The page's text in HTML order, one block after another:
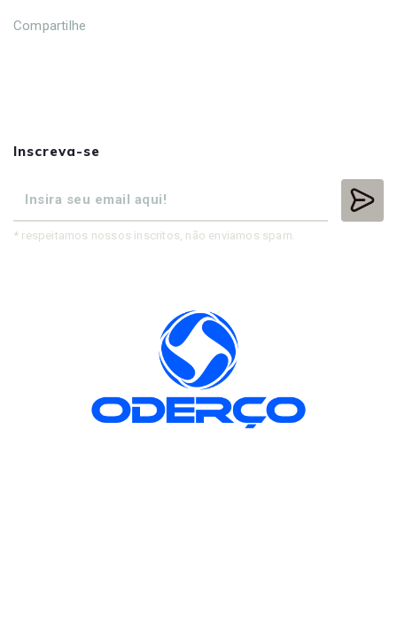
Compartilhe
Inscreva-se
* respeitamos nossos inscritos, não enviamos spam.